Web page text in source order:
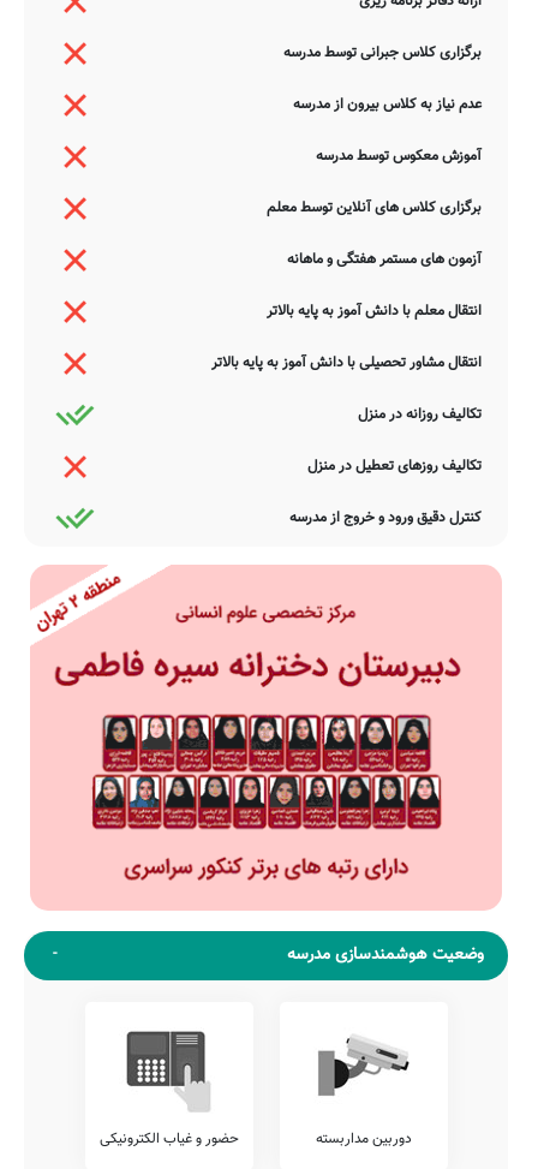
برگزاری کلاس جبرانی توسط مدرسه
عدم نیاز به کلاس بیرون از مدرسه
آموزش معکوس توسط مدرسه
برگزاری کلاس های آنلاین توسط معلم
آزمون های مستمر هفتگی و ماهانه
انتقال معلم با دانش آموز به پایه بالاتر
انتقال مشاور تحصیلی با دانش آموز به پایه بالاتر
تکالیف روزانه در منزل
تکالیف روزهای تعطیل در منزل
کنترل دقیق ورود و خروج از مدرسه
وضعیت هوشمندسازی مدرسه
دوربین مداربسته حضور و غیاب الکترونیکی